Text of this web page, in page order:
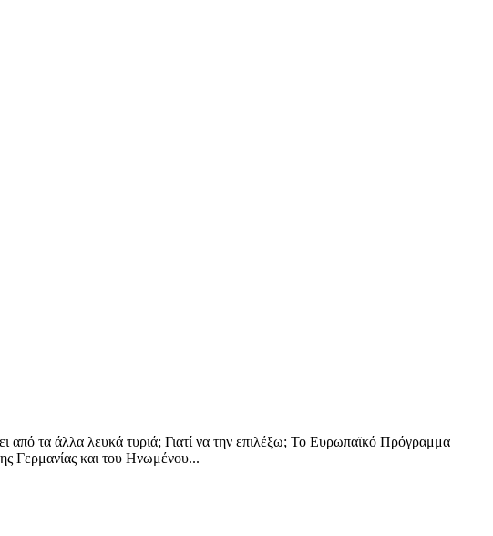
από τα άλλα λευκά τυριά; Γιατί να την επιλέξω; Το Ευρωπαϊκό Πρόγραμμα
Γερμανίας και του Ηνωμένου...